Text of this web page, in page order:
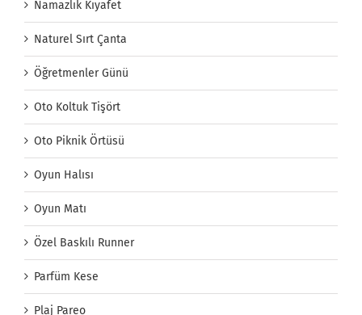
Namazlık Kıyafet
Naturel Sırt Çanta
Öğretmenler Günü
Oto Koltuk Tişört
Oto Piknik Örtüsü
Oyun Halısı
Oyun Matı
Özel Baskılı Runner
Parfüm Kese
Plaj Pareo